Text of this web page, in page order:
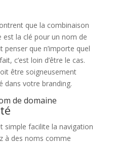
que la combinaison
la clé pour un nom de
penser que n’importe quel
c’est loin d’être le cas.
être soigneusement
dans votre branding.
de domaine
simple facilite la navigation
à des noms comme